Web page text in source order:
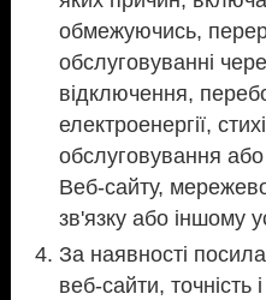
обмежуючись,
обслуговуванні
відключення,
електроенергії,
обслуговування
Веб-сайту,
зв'язку або іншому
За наявності
веб-сайти, точність